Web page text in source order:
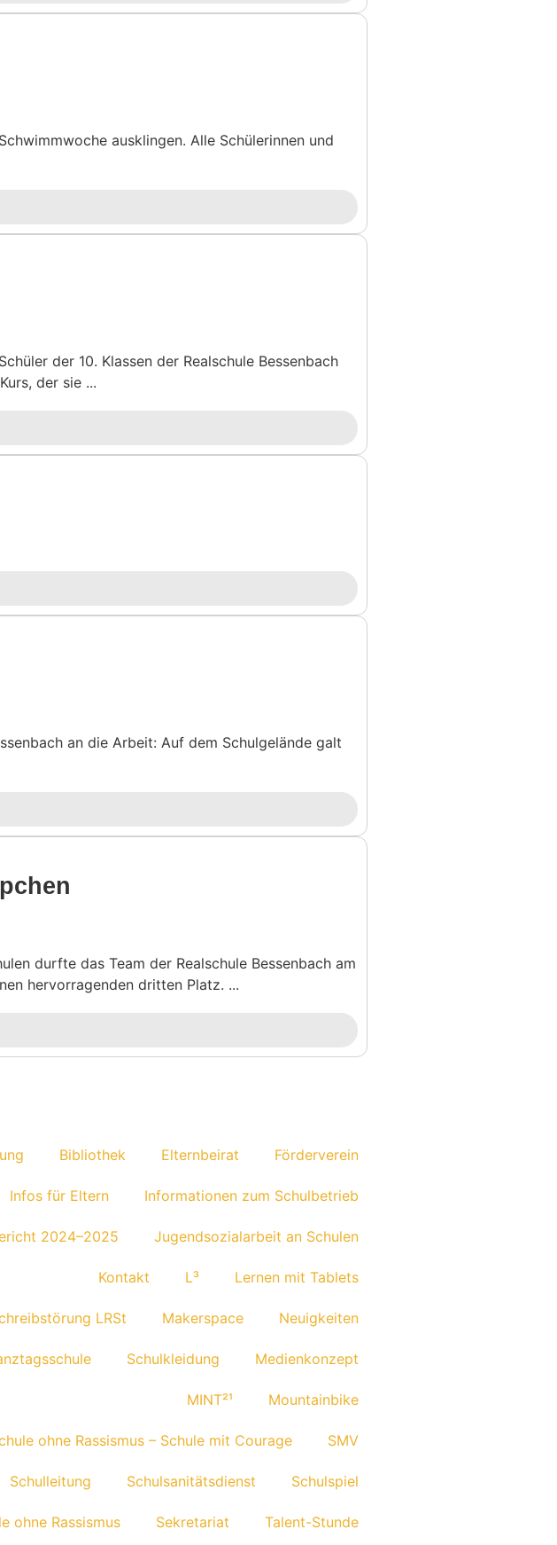
ausklingen. Alle Schülerinnen und
der 10. Klassen der Realschule Bessenbach
der sie ...
an die Arbeit: Auf dem Schulgelände galt
durfte das Team der Realschule Bessenbach am
hervorragenden dritten Platz. ...
Biblio­thek Eltern­beirat Förder­verein
Infos für Eltern Infor­ma­tionen zum Schulbetrieb
2024–2025 Jugend­so­zi­al­ar­beit an Schulen
Kontakt L³ Lernen mit Tablets
LRSt Maker­space Neuig­keiten
Schul­klei­dung Medi­en­kon­zept
MINT²¹ Moun­tain­bike
ohne Rassismus – Schule mit Courage SMV
Schul­lei­tung Schul­sa­ni­täts­dienst Schul­spiel
ohne Rassismus Sekre­ta­riat Talent-Stunde